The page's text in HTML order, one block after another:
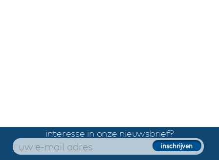
interesse in onze nieuwsbrief?